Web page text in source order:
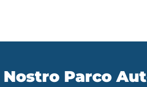
Parco